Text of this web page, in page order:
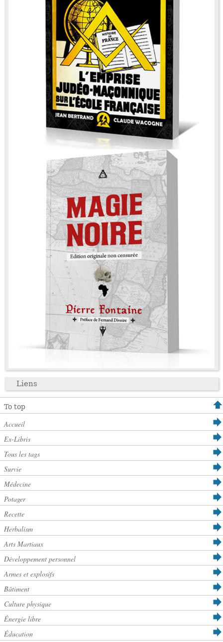
Liens
To top
Accueil
Ex-Libris
Tous les tags
Survie
Médecine
Potager
Recette
Herbalism
Arts Martiaux
Développement personnel
Armes et explosifs
Bâtiment
Culture physique
Énergie libre
Éducation